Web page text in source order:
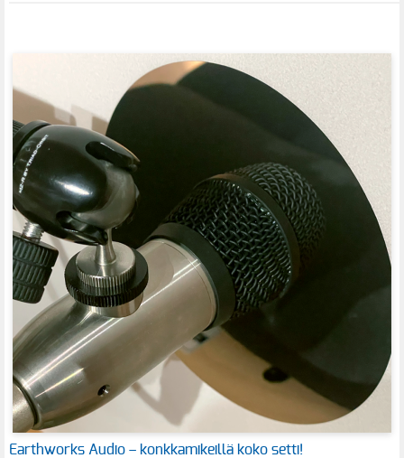
Earthworks Audio – konkkamikeillä koko setti!